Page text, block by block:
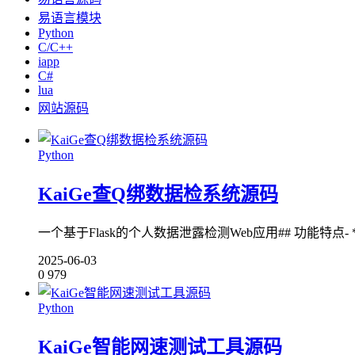
易语言模块
Python
C/C++
iapp
C#
lua
网站源码
Python
KaiGe查Q绑数据检系统源码
一个基于Flask的个人数据泄露检测Web应用## 功能特
2025-06-03
0 979
Python
KaiGe智能网速测试工具源码